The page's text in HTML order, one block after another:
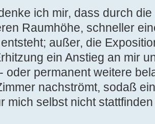
ich mir, dass durch
Raumhöhe, schneller
außer, die
ein Anstieg an mir
oder permanent weitere
nachströmt, sodaß
mich selbst nicht